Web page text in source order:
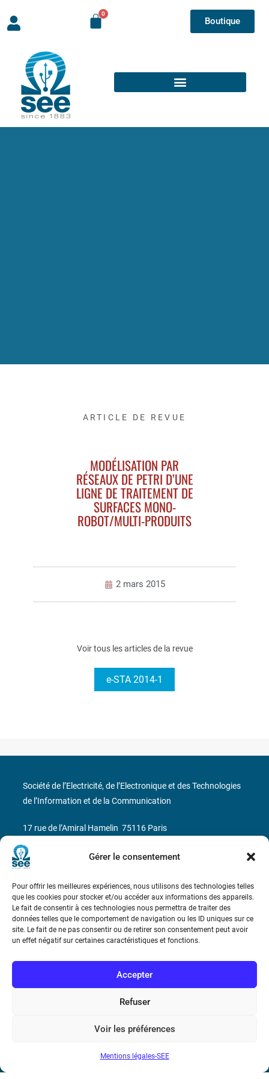
Gérer le consentement
Pour offrir les meilleures expériences, nous utilisons des technologies telles
que les cookies pour stocker et/ou accéder aux informations des appareils.
Le fait de consentir à ces technologies nous permettra de traiter des
données telles que le comportement de navigation ou les ID uniques sur ce
site. Le fait de ne pas consentir ou de retirer son consentement peut avoir
un effet négatif sur certaines caractéristiques et fonctions.
Accepter
Refuser
Voir les préférences
Mentions légales-SEE
Boutique
ARTICLE DE REVUE
MODÉLISATION PAR
RÉSEAUX DE PETRI D’UNE
LIGNE DE TRAITEMENT DE
SURFACES MONO-
ROBOT/MULTI-PRODUITS
2 mars 2015
Voir tous les articles de la revue
e-STA 2014-1
Marie Ampère
Conditions Générales de Vente
Mentions légales
Société de l’Electricité, de l’Electronique et des Technologies
de l’Information et de la Communication
17 rue de l’Amiral Hamelin 75116 Paris
Métro : « Boissière » Ligne 6 et « Iéna » Ligne 9
Téléphone : (+33) 1 56 90 37 17
N° de SIREN : 785 393 232, Code APE : 9412Z TVA intra-
communautaire : FR44 785 393 232